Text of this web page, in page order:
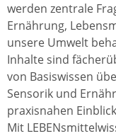
werden zentrale
Ernährung,
unsere Umwelt
Inhalte sind
von Basiswissen
Sensorik und
praxisnahen
Mit